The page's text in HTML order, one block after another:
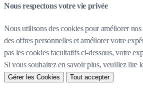
Nous respectons votre vie privée
Nous utilisons des cookies pour améliorer
des offres personnelles et améliorer votre
pas les cookies facultatifs ci-dessous, votre
Si vous souhaitez en savoir plus, veuillez lire
Gérer les Cookies Tout accepter